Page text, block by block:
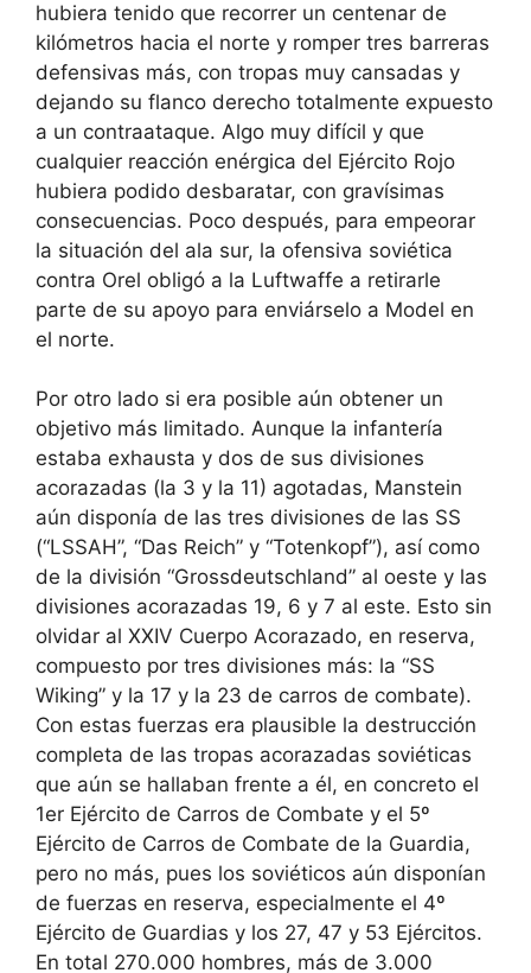
hubiera tenido que recorrer un centenar de
kilómetros hacia el norte y romper tres barreras
defensivas más, con tropas muy cansadas y
dejando su flanco derecho totalmente expuesto
a un contraataque. Algo muy difícil y que
cualquier reacción enérgica del Ejército Rojo
hubiera podido desbaratar, con gravísimas
consecuencias. Poco después, para empeorar
la situación del ala sur, la ofensiva soviética
contra Orel obligó a la Luftwaffe a retirarle
parte de su apoyo para enviárselo a Model en
el norte.
Por otro lado si era posible aún obtener un
objetivo más limitado. Aunque la infantería
estaba exhausta y dos de sus divisiones
acorazadas (la 3 y la 11) agotadas, Manstein
aún disponía de las tres divisiones de las SS
(“LSSAH”, “Das Reich” y “Totenkopf”), así como
de la división “Grossdeutschland” al oeste y las
divisiones acorazadas 19, 6 y 7 al este. Esto sin
olvidar al XXIV Cuerpo Acorazado, en reserva,
compuesto por tres divisiones más: la “SS
Wiking” y la 17 y la 23 de carros de combate).
Con estas fuerzas era plausible la destrucción
completa de las tropas acorazadas soviéticas
que aún se hallaban frente a él, en concreto el
1er Ejército de Carros de Combate y el 5º
Ejército de Carros de Combate de la Guardia,
pero no más, pues los soviéticos aún disponían
de fuerzas en reserva, especialmente el 4º
Ejército de Guardias y los 27, 47 y 53 Ejércitos.
En total 270.000 hombres, más de 3.000